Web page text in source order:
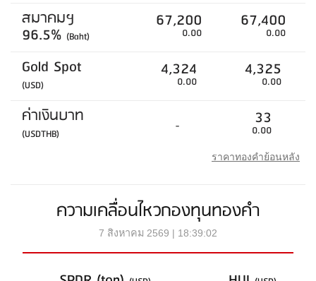
สมาคมฯ
96.5% (Baht)
67,200
0.00
67,400
0.00
Gold Spot
(USD)
4,324
0.00
4,325
0.00
ค่าเงินบาท
(USDTHB) - 33
0.00
ราคาทองคำย้อนหลัง
ความเคลื่อนไหวกองทุนทองคำ
7 สิงหาคม 2569 | 18:39:02